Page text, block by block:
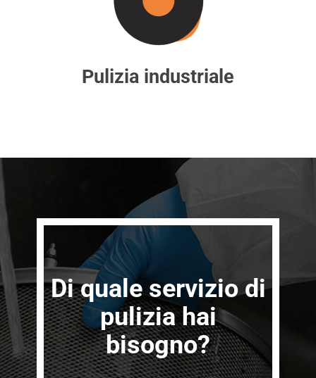
Pulizia industriale
Di quale servizio di
pulizia hai
bisogno?